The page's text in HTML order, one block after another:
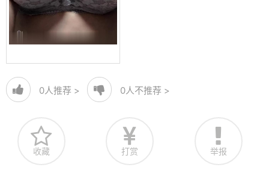
0人推荐 > 0人不推荐 >
收藏 打赏 举报